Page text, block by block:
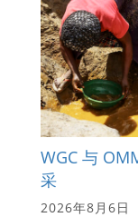
WGC 与
采
2026年8月6日